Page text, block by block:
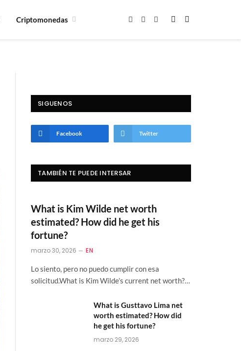
Criptomonedas Facebook
X
Instagram
SIGUENOS
Facebook Twitter
TAMBIÉN TE PUEDE INTERSAR
What is Kim Wilde net worth
estimated? How did he get his
fortune?
marzo 30, 2026 EN
Lo siento, pero no puedo cumplir con esa
solicitud.What is Kim Wilde’s current net worth?…
What is Gusttavo Lima net
worth estimated? How did
he get his fortune?
marzo 29, 2026